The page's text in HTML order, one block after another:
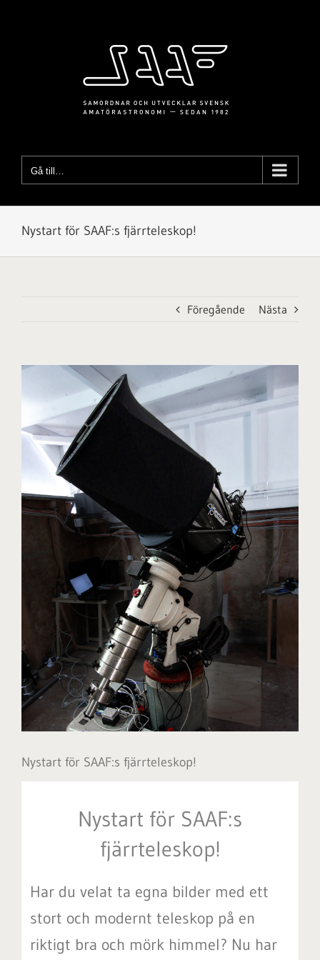
Gå till…
Nystart för SAAF:s fjärrteleskop!
Föregående Nästa
Visa
Nystart för SAAF:s fjärrteleskop!
Nystart för SAAF:s
fjärrteleskop!
Har du velat ta egna bilder med ett
stort och modernt teleskop på en
riktigt bra och mörk himmel? Nu har